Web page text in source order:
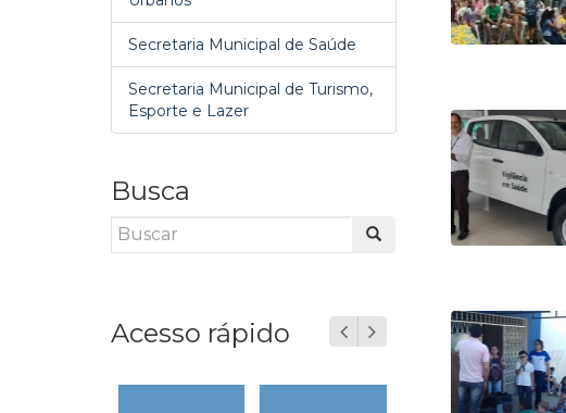
Secretaria Municipal de Saúde
Secretaria Municipal de Turismo,
Esporte e Lazer
Busca
Acesso rápido